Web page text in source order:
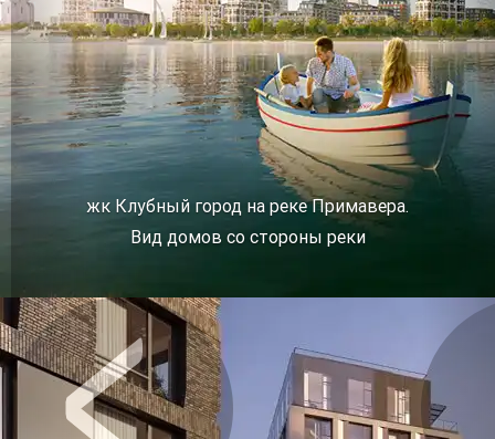
жк Клубный город на реке Примавера.
Вид домов со стороны реки
Предыдущее